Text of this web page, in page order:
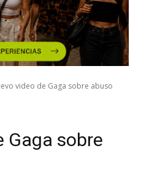
video de Gaga sobre abuso
Gaga sobre